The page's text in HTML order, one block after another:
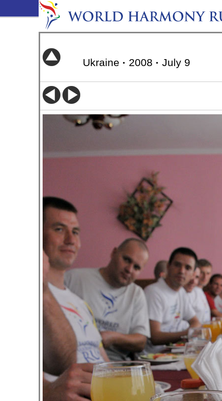
Ukraine · 2008 · July 9